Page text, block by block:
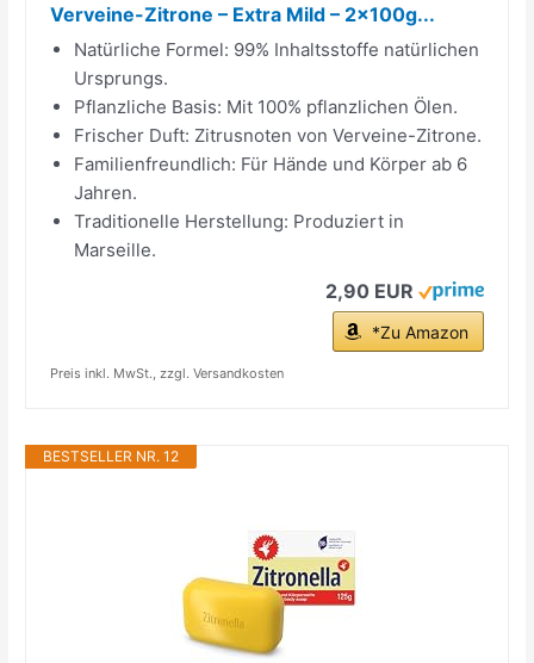
Verveine-Zitrone – Extra Mild – 2x100g...
Natürliche Formel: 99% Inhaltsstoffe natürlichen
Ursprungs.
Pflanzliche Basis: Mit 100% pflanzlichen Ölen.
Frischer Duft: Zitrusnoten von Verveine-Zitrone.
Familienfreundlich: Für Hände und Körper ab 6
Jahren.
Traditionelle Herstellung: Produziert in
Marseille.
2,90 EUR
*Zu Amazon
Preis inkl. MwSt., zzgl. Versandkosten
BESTSELLER NR. 12